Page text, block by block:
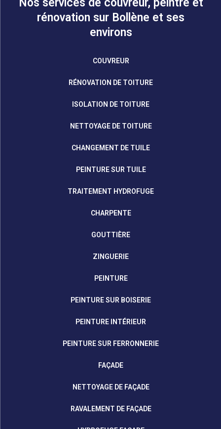
Nos services de couvreur, peintre et
rénovation sur Bollène et ses
environs
COUVREUR
RÉNOVATION DE TOITURE
ISOLATION DE TOITURE
NETTOYAGE DE TOITURE
CHANGEMENT DE TUILE
PEINTURE SUR TUILE
TRAITEMENT HYDROFUGE
CHARPENTE
GOUTTIÈRE
ZINGUERIE
PEINTURE
PEINTURE SUR BOISERIE
PEINTURE INTÉRIEUR
PEINTURE SUR FERRONNERIE
FAÇADE
NETTOYAGE DE FAÇADE
RAVALEMENT DE FAÇADE